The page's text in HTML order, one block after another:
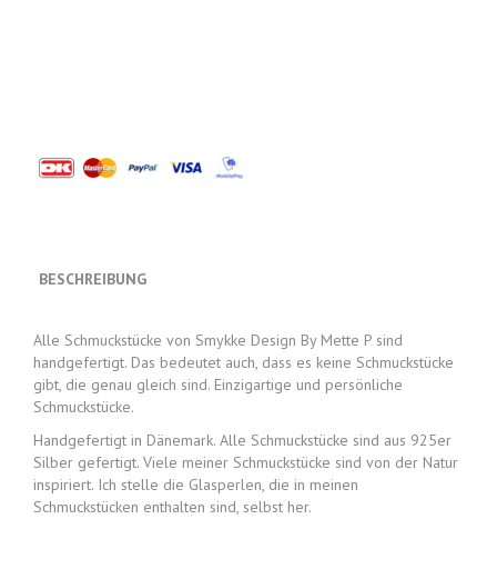
BESCHREIBUNG
Alle Schmuckstücke von Smykke Design By Mette P sind
handgefertigt. Das bedeutet auch, dass es keine Schmuckstücke
gibt, die genau gleich sind. Einzigartige und persönliche
Schmuckstücke.
Handgefertigt in Dänemark. Alle Schmuckstücke sind aus 925er
Silber gefertigt. Viele meiner Schmuckstücke sind von der Natur
inspiriert. Ich stelle die Glasperlen, die in meinen
Schmuckstücken enthalten sind, selbst her.